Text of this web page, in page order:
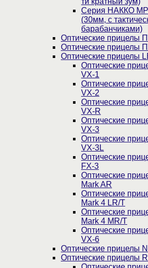
Серия НАККО
(30мм, c
барабанчиками)
Оптические прицелы
Оптические прицелы
Оптические прицелы
Оптические
VX-1
Оптические
VX-2
Оптические
VX-R
Оптические
VX-3
Оптические
VX-3L
Оптические
FX-3
Оптические
Mark AR
Оптические
Mark 4 LR/T
Оптические
Mark 4 MR/T
Оптические
VX-6
Оптические прицелы
Оптические прицелы